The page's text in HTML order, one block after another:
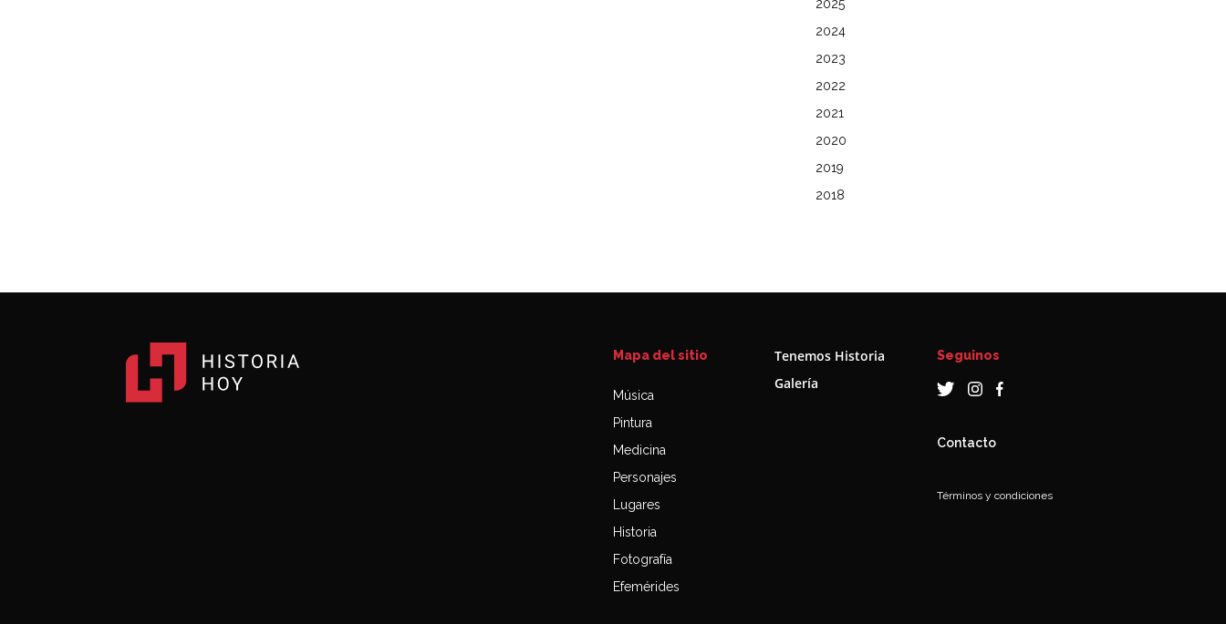
2025
2024
2023
2022
2021
2020
2019
2018
Mapa del sitio
Música
Pintura
Medicina
Personajes
Lugares
Historia
Fotografía
Efemérides
Tenemos Historia
Galería
Seguinos
Contacto
Términos y condiciones